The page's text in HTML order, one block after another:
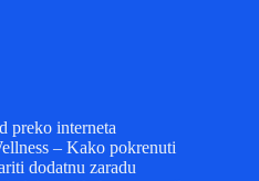
preko interneta
– Kako pokrenuti
dodatnu zaradu